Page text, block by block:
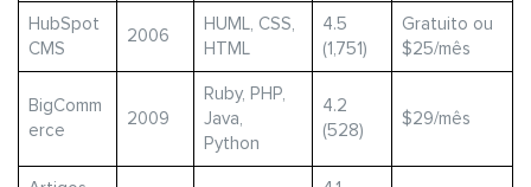
HubSpot
CMS
2006
HUML, CSS,
HTML
4.5
(1,751)
Gratuito ou
$25/mês
BigComm
erce
2009
Ruby, PHP,
Java,
Python
4.2
(528)
$29/mês